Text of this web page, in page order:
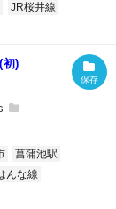
JR桜井線
(初)
菖蒲池駅
んな線